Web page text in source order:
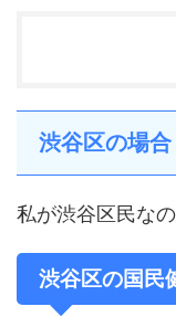
渋谷区の場合
私が渋谷区民な
渋谷区の国民